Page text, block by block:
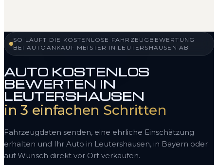
SO LÄUFT DIE KOSTENLOSE FAHRZEUGBEWERTUNG
BEI AUTOANKAUF MEISTER IN LEUTERSHAUSEN AB
AUTO KOSTENLOS
BEWERTEN IN
LEUTERSHAUSEN
in 3 einfachen Schritten
Fahrzeugdaten senden, eine ehrliche Einschätzung
erhalten und Ihr Auto in Leutershausen, in Bayern oder
auf Wunsch direkt vor Ort verkaufen.